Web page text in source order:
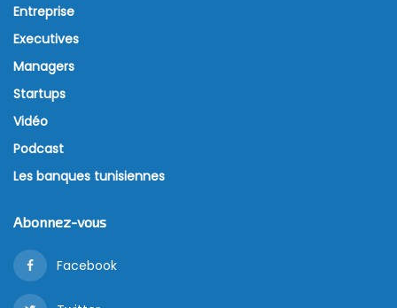
Entreprise
Executives
Managers
Startups
Vidéo
Podcast
Les banques tunisiennes
Abonnez-vous
Facebook